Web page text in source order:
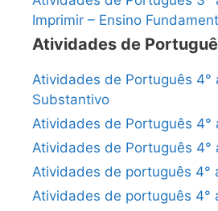
Imprimir – Ensino
Atividades de
Atividades de Português 4°
Substantivo
Atividades de Português 4°
Atividades de Português 4°
Atividades de português 4°
Atividades de português 4°